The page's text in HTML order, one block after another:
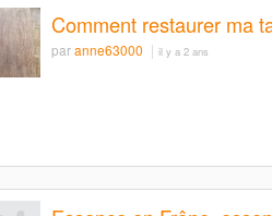
Comment restaurer ma
paranne63000 il y a 2 ans